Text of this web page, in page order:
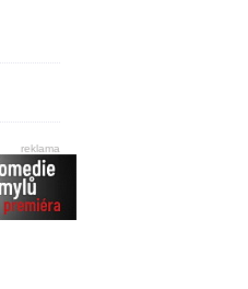
reklama